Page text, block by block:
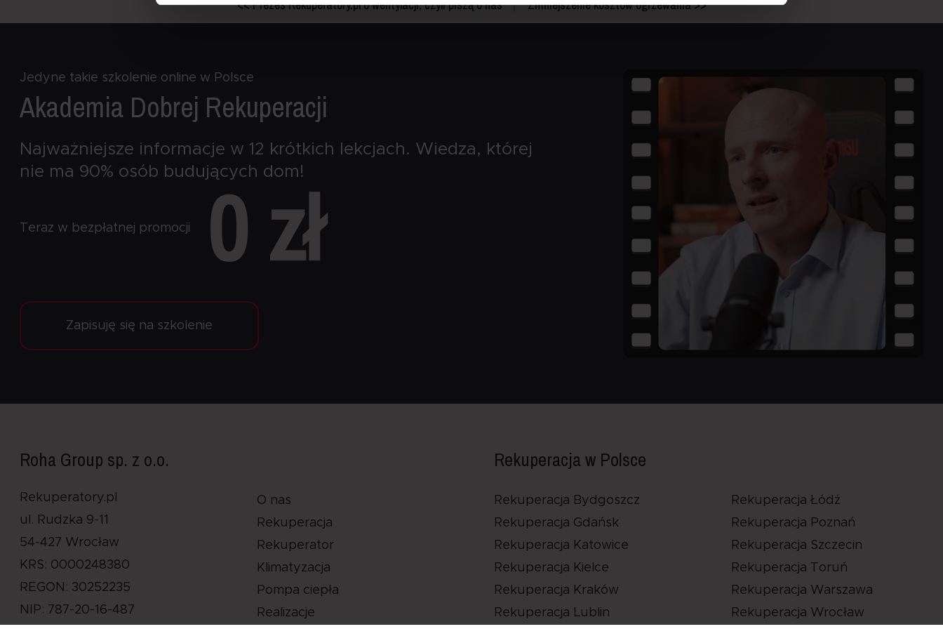
będą:
Roha Group Sp. z o.o.,
<< Prezes Rekuperatory.pl o wentylacji, czyli piszą o nas Zmniejszenie kosztów ogrzewania >>
Jedyne takie szkolenie online w Polsce
Akademia Dobrej Rekuperacji
Najważniejsze informacje w 12 krótkich lekcjach. Wiedza, której
nie ma 90% osób budujących dom!
Teraz w bezpłatnej promocji 0 zł
Zapisuję się na szkolenie
Roha Group sp. z o.o.
Rekuperatory.pl
ul. Rudzka 9-11
54-427 Wrocław
KRS: 0000248380
REGON: 30252235
NIP: 787-20-16-487
O nas
Rekuperacja
Rekuperator
Klimatyzacja
Pompa ciepła
Realizacje
Rekuperacja w Polsce
Rekuperacja Bydgoszcz
Rekuperacja Gdańsk
Rekuperacja Katowice
Rekuperacja Kielce
Rekuperacja Kraków
Rekuperacja Lublin
Rekuperacja Łódź
Rekuperacja Poznań
Rekuperacja Szczecin
Rekuperacja Toruń
Rekuperacja Warszawa
Rekuperacja Wrocław